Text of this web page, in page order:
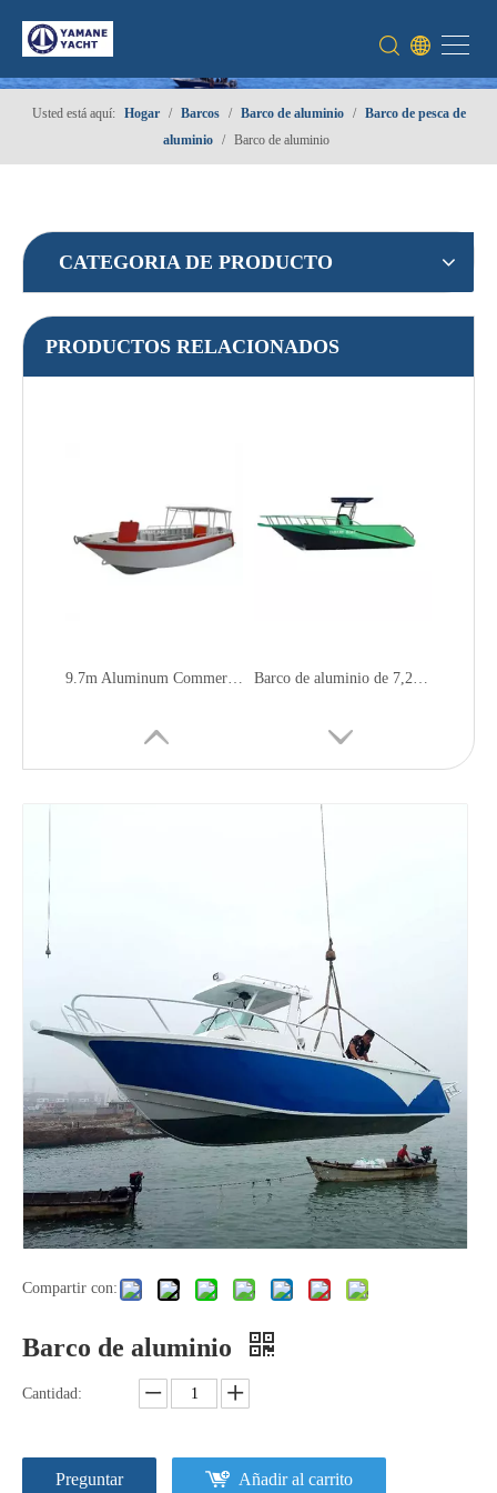
Usted está aquí: Hogar / Barcos / Barco de aluminio / Barco de pesca de
aluminio
/ Barco de aluminio
CATEGORIA DE PRODUCTO
PRODUCTOS RELACIONADOS
9.7m Aluminum Commercial Fast Speed Boat Barco de aluminio de 7,2 m.
Barco de pesca de embarcaciones de desembarco con ruedas de cabina de aluminio de 15m y 50 pies
Compartir con:
Barco de aluminio
Cantidad:
Preguntar Añadir al carrito